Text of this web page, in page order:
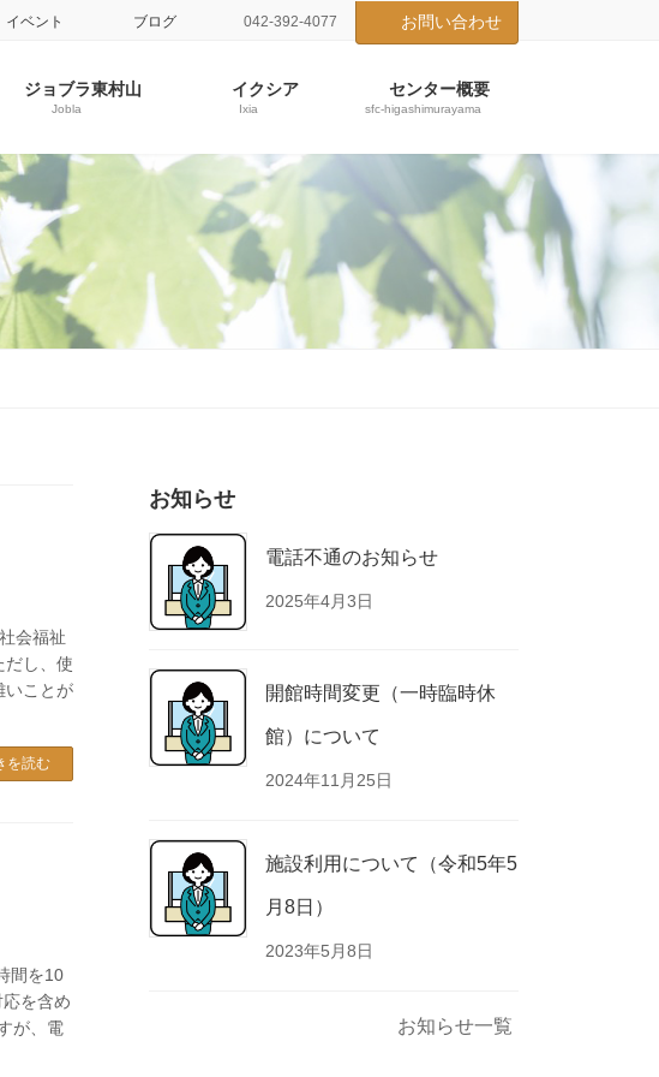
イベント ブログ 042-392-4077 お問い合わせ
ジョブラ東村山
Jobla
イクシア
Ixia
センター概要
sfc-higashimurayama
会福祉
だし、使
いことが
を読む
間を10
を含め
が、電
お知らせ
電話不通のお知らせ
2025年4月3日
開館時間変更（一時臨時休
館）について
2024年11月25日
施設利用について（令和5年5
月8日）
2023年5月8日
お知らせ一覧